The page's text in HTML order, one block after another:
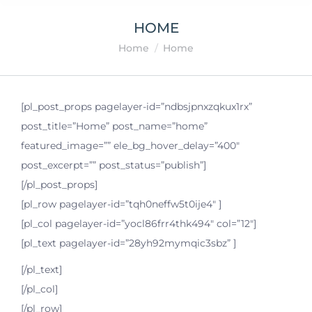
HOME
You are here:
Home Home
[pl_post_props pagelayer-id=”ndbsjpnxzqkux1rx”
post_title=”Home” post_name=”home”
featured_image=”” ele_bg_hover_delay=”400″
post_excerpt=”” post_status=”publish”]
[/pl_post_props]
[pl_row pagelayer-id=”tqh0neffw5t0ije4″ ]
[pl_col pagelayer-id=”yocl86frr4thk494″ col=”12″]
[pl_text pagelayer-id=”28yh92mymqic3sbz” ]
[/pl_text]
[/pl_col]
[/pl_row]